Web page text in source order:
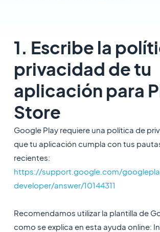
1. Escribe la
privacidad de tu
aplicación para
Store
Google Play requiere una política de
que tu aplicación cumpla con tus
recientes:
https://support.google.com/
developer/answer/10144311
Recomendamos utilizar la plantilla de
como se explica en esta ayuda online: